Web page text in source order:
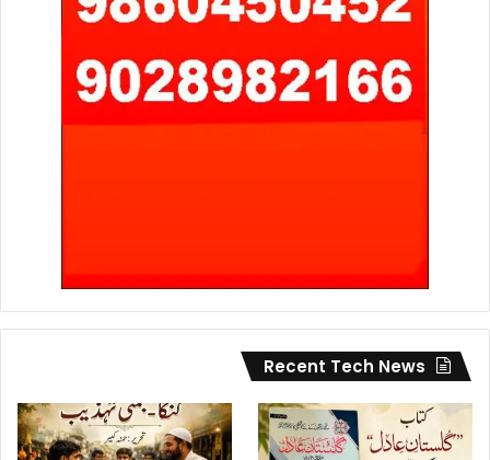
Recent Tech News